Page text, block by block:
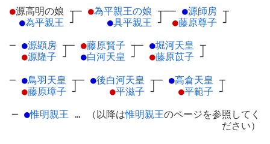
●源高明の娘 ┬
●為平親王 ┘
─ ●為平親王の娘 ┬
●具平親王 ┘
── ●源師房 ┬
●藤原尊子 ┘
─ ●源顕房 ┬
●源隆子 ┘
─ ●藤原賢子 ┬
●白河天皇 ┘
─ ●堀河天皇 ┬
●藤原苡子 ┘
─ ●鳥羽天皇 ┬
●藤原璋子 ┘
─ ●後白河天皇 ┬
●平滋子 ┘
─ ●高倉天皇 ┬
●平範子 ┘
─ ●惟明親王 … （以降は惟明親王のページを参照してく
ださい）